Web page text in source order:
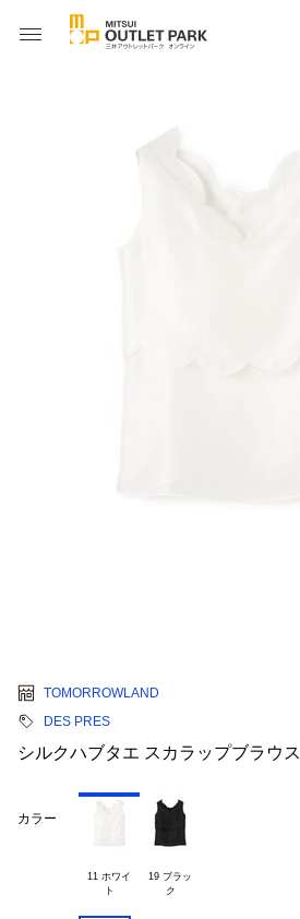
TOMORROWLAND
DES PRES
シルクハブタエ スカラップブラウス
カラー
11 ホワイ
19 ブラッ